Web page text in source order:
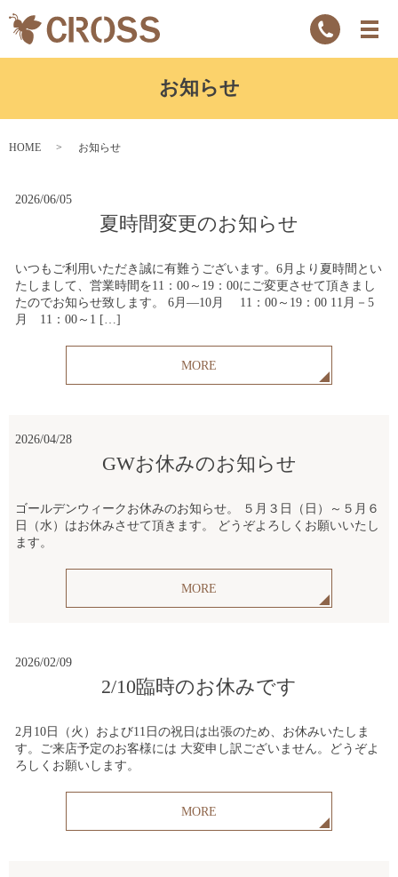
お知らせ
HOME お知らせ
2026/06/05
夏時間変更のお知らせ
いつもご利用いただき誠に有難うございます。6月より夏時間とい
たしまして、営業時間を11：00～19：00にご変更させて頂きまし
たのでお知らせ致します。 6月―10月 11：00～19：00 11月－5
月 11：00～1 […]
MORE
2026/04/28
GWお休みのお知らせ
ゴールデンウィークお休みのお知らせ。 ５月３日（日）～５月６
日（水）はお休みさせて頂きます。 どうぞよろしくお願いいたし
ます。
MORE
2026/02/09
2/10臨時のお休みです
2月10日（火）および11日の祝日は出張のため、お休みいたしま
す。ご来店予定のお客様には 大変申し訳ございません。どうぞよ
ろしくお願いします。
MORE